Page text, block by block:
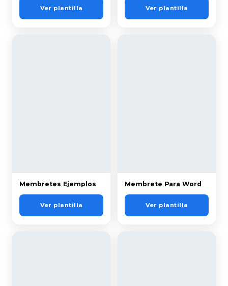
Ver plantilla Ver plantilla
Membretes Ejemplos
Ver plantilla
Membrete Para Word
Ver plantilla